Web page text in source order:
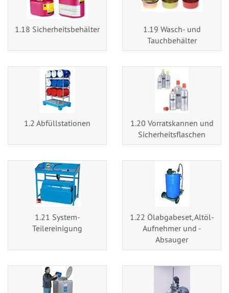
1.18 Sicherheitsbehälter
1.19 Wasch- und
Tauchbehälter
1.2 Abfüllstationen
1.20 Vorratskannen und
Sicherheitsflaschen
1.21 System-
Teilereinigung
1.22 Ölabgabeset, Altöl-
Aufnehmer und -
Absauger